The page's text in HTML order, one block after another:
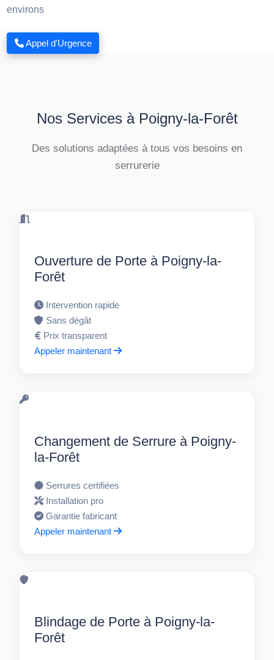
environs
Appel d'Urgence
Nos Services à Poigny-la-Forêt
Des solutions adaptées à tous vos besoins en
serrurerie
Ouverture de Porte à Poigny-la-
Forêt
Intervention rapide
Sans dégât
Prix transparent
Appeler maintenant
Changement de Serrure à Poigny-
la-Forêt
Serrures certifiées
Installation pro
Garantie fabricant
Appeler maintenant
Blindage de Porte à Poigny-la-
Forêt